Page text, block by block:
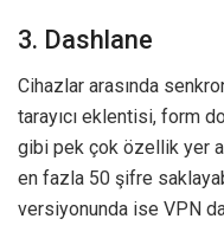
3. Dashlane
Cihazlar arasında
tarayıcı eklentisi, form
gibi pek çok özellik yer
en fazla 50 şifre
versiyonunda ise VPN